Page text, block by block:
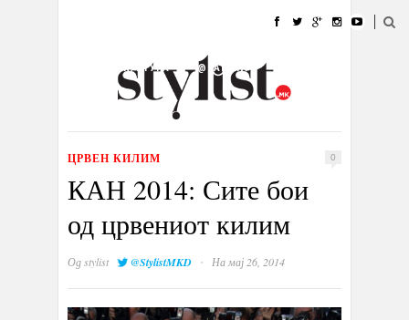
УБАВИНА
КУЛТУРА @РАБОТА
ИЗЛОГ
ЦРВЕН КИЛИМ 0
КАН 2014: Сите бои
од црвениот килим
Одstylist @StylistMKD · На мај 26, 2014